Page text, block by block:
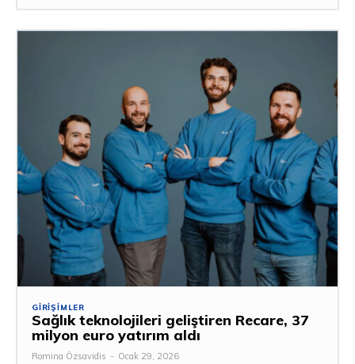
GIRIŞIMLER
Sağlık teknolojileri geliştiren Recare, 37
milyon euro yatırım aldı
Romina Özsavidis - Ocak 29, 2026